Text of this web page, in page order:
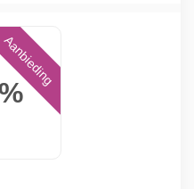
Aanbieding